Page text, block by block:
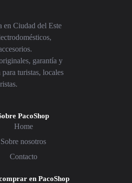
en Ciudad del Este
garantía y
turistas, locales
PacoShop
Home
Sobre nosotros
Contacto
en PacoShop